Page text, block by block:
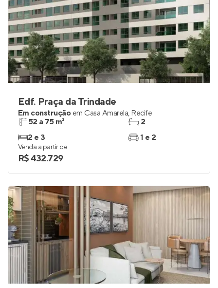
Edf. Praça da Trindade
Em construção em Casa Amarela, Recife
52 a 75 m²
2 e 3
2
1 e 2
Venda a partir de
R$ 432.729